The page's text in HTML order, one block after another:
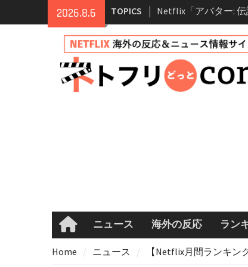
2026.8.6 TOPICS
Netflix映画「ボイス
て」キャスト・登場
まとめ｜ゾーイ・ド
マコメ
Netflix「ハウス・オ
ーズン2が更新決定！
情報
Homeニュース 海外の反応 ラン
Home ニュース 【Netflix月間ランキン